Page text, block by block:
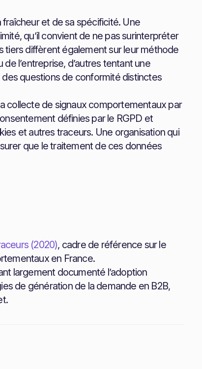
fraîcheur et de sa spécificité. Une
qu’il convient de ne pas surinterpréter
tiers diffèrent également sur leur méthode
l’entreprise, d’autres tentant une
questions de conformité distinctes
collecte de signaux comportementaux par
définies par le RGPD et
et autres traceurs. Une organisation qui
que le traitement de ces données
(2020), cadre de référence sur le
en France.
largement documenté l’adoption
de génération de la demande en B2B,